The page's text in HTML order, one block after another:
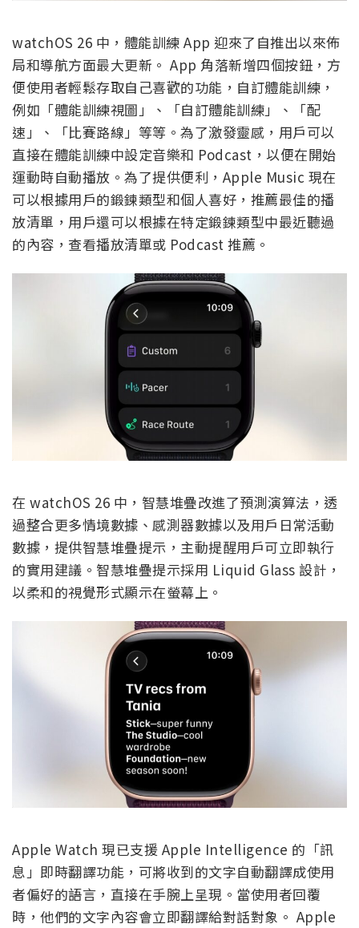
watchOS 26 中，體能訓練 App 迎來了自推出以來佈
局和導航方面最大更新。 App 角落新增四個按鈕，方
便使用者輕鬆存取自己喜歡的功能，自訂體能訓練，
例如「體能訓練視圖」、「自訂體能訓練」、「配
速」、「比賽路線」等等。為了激發靈感，用戶可以
直接在體能訓練中設定音樂和 Podcast，以便在開始
運動時自動播放。為了提供便利，Apple Music 現在
可以根據用戶的鍛鍊類型和個人喜好，推薦最佳的播
放清單，用戶還可以根據在特定鍛鍊類型中最近聽過
的內容，查看播放清單或 Podcast 推薦。
在 watchOS 26 中，智慧堆疊改進了預測演算法，透
過整合更多情境數據、感測器數據以及用戶日常活動
數據，提供智慧堆疊提示，主動提醒用戶可立即執行
的實用建議。智慧堆疊提示採用 Liquid Glass 設計，
以柔和的視覺形式顯示在螢幕上。
Apple Watch 現已支援 Apple Intelligence 的「訊
息」即時翻譯功能，可將收到的文字自動翻譯成使用
者偏好的語言，直接在手腕上呈現。當使用者回覆
時，他們的文字內容會立即翻譯給對話對象。 Apple